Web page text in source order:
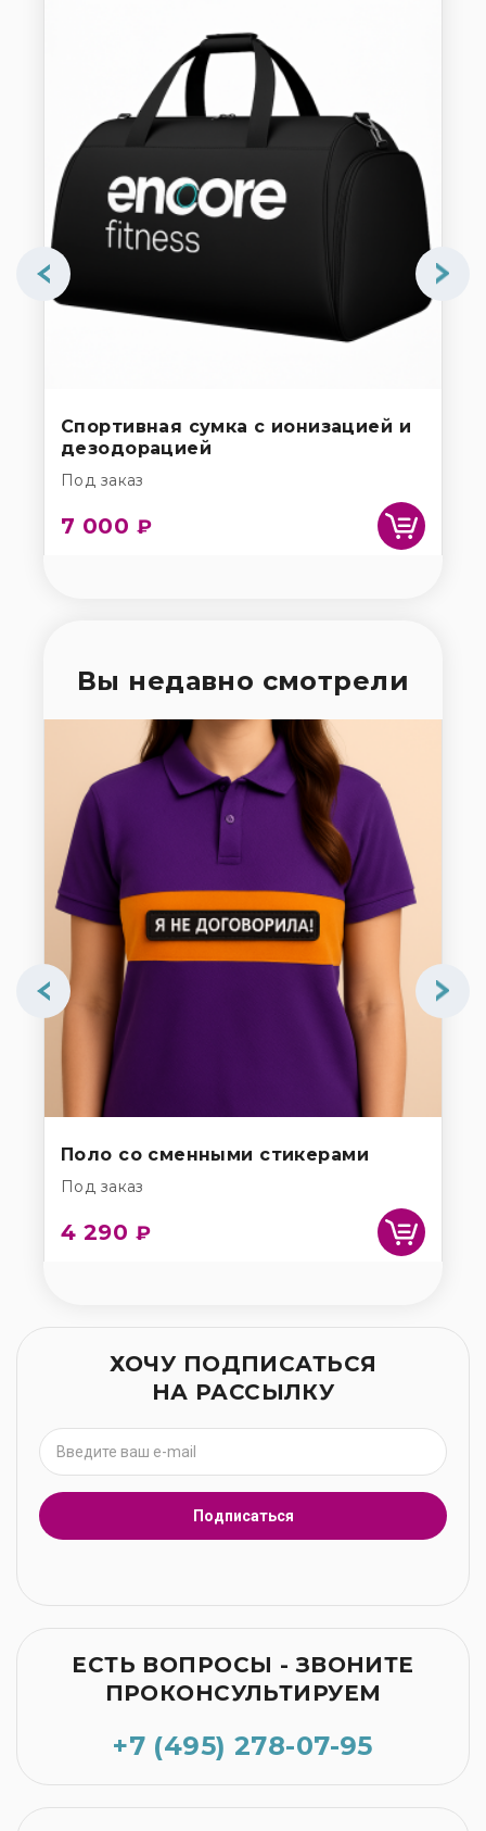
Спортивная сумка с ионизацией и
дезодорацией
Под заказ
7 000 ₽
Вы недавно смотрели
Поло со сменными стикерами
Под заказ
4 290 ₽
ХОЧУ ПОДПИСАТЬСЯ
НА РАССЫЛКУ
Подписаться
ЕСТЬ ВОПРОСЫ - ЗВОНИТЕ
ПРОКОНСУЛЬТИРУЕМ
+7 (495) 278-07-95